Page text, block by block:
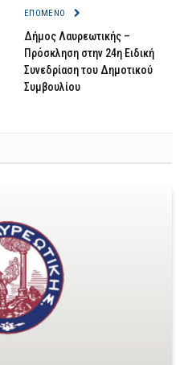
ΕΠΌΜΕΝΟ
Δήμος Λαυρεωτικής –
Πρόσκληση στην 24η Ειδική
Συνεδρίαση του Δημοτικού
Συμβουλίου